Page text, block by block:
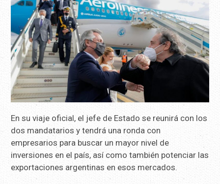
En su viaje oficial, el jefe de Estado se reunirá con los
dos mandatarios y tendrá una ronda con
empresarios para buscar un mayor nivel de
inversiones en el país, así como también potenciar las
exportaciones argentinas en esos mercados.